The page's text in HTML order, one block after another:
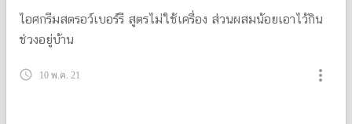
ไอศกรีมสตรอว์เบอร์รี สูตรไม่ใช้เครื่อง ส่วนผสมน้อยเอาไว้กิน
ช่วงอยู่บ้าน
query_builder 10 พ.ค. 21 more_vert